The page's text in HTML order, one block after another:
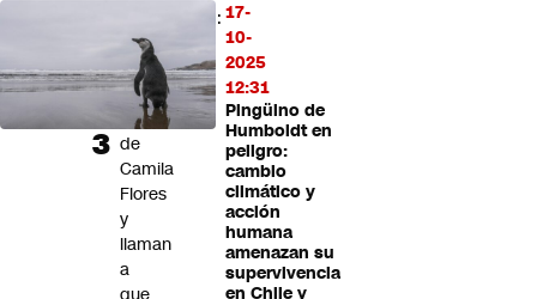
17-
10-
2025
12:31
Pingüino de
Humboldt en
peligro:
cambio
climático y
acción
humana
amenazan su
supervivencia
en Chile y
poblacional":
Ferias
Libres
rechazan
dichos
de
Camila
Flores
y
llaman
a
que